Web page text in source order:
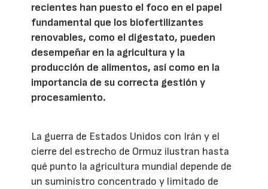
recientes han puesto el foco en el papel
fundamental que los biofertilizantes
renovables, como el digestato, pueden
desempeñar en la agricultura y la
producción de alimentos, así como en la
importancia de su correcta gestión y
procesamiento.
La guerra de Estados Unidos con Irán y el
cierre del estrecho de Ormuz ilustran hasta
qué punto la agricultura mundial depende de
un suministro concentrado y limitado de